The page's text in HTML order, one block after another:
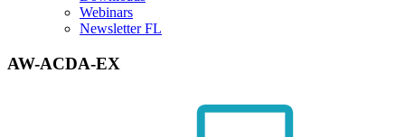
Webinars
Newsletter FL
AW-ACDA-EX